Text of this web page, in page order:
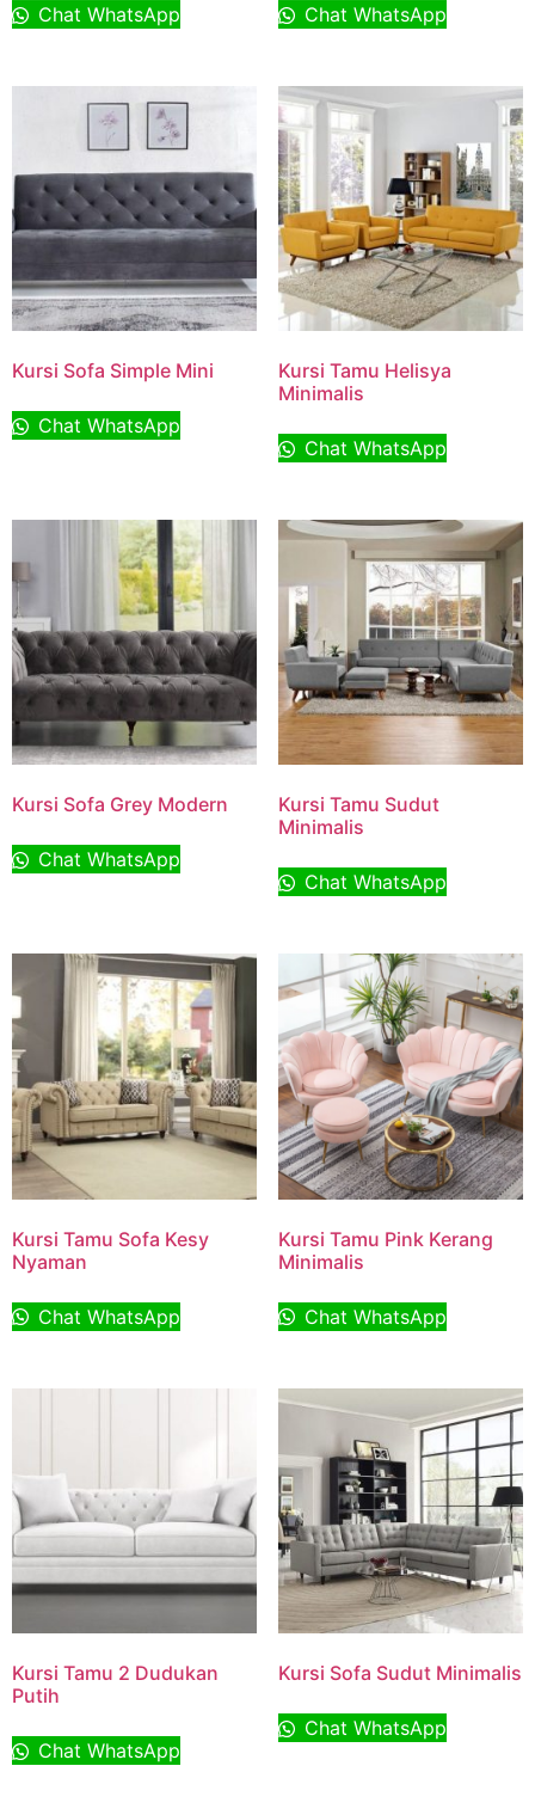
Chat WhatsApp Chat WhatsApp
Kursi Sofa Simple Mini
Chat WhatsApp
Kursi Tamu Helisya
Minimalis
Chat WhatsApp
Kursi Sofa Grey Modern
Chat WhatsApp
Kursi Tamu Sudut
Minimalis
Chat WhatsApp
Kursi Tamu Sofa Kesy
Nyaman
Chat WhatsApp
Kursi Tamu Pink Kerang
Minimalis
Chat WhatsApp
Kursi Tamu 2 Dudukan
Putih
Chat WhatsApp
Kursi Sofa Sudut Minimalis
Chat WhatsApp